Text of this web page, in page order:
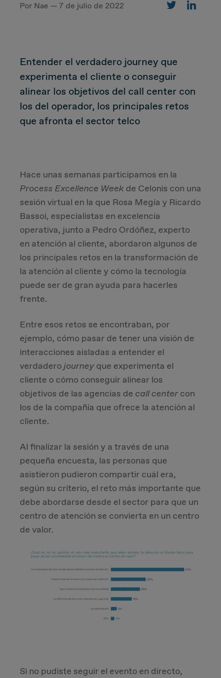
Value Proposal & Strategy
Marketing Strategy
Sales Strategy
Customer Experience
DEAL & STRATEGY
Due Diligence
Carve-out
Post Merger Integration
Business Strategy
Market Strategy & Screening Analysis
Performance Transformation
Por Nae — 7 de julio de 2022
Entender el verdadero journey que
experimenta el cliente o conseguir
alinear los objetivos del call center con
los del operador, los principales retos
que afronta el sector telco
Hace unas semanas participamos en la
Process Excellence Week de Celonis con una
sesión virtual en la que Rosa Megía y Ricardo
Bassoi, especialistas en excelencia
operativa, junto a Pedro Ordóñez, experto
en atención al cliente, abordaron algunos de
los principales retos en la transformación de
la atención al cliente y cómo la tecnología
puede ser de gran ayuda para hacerles
frente.
Entre esos retos se encontraban, por
ejemplo, cómo pasar de tener una visión de
interacciones aisladas a entender el
verdaderojourney que experimenta el
cliente o cómo conseguir alinear los
objetivos de las agencias de call center con
los de la compañía que ofrece la atención al
cliente.
Al finalizar la sesión y a través de una
pequeña encuesta, las personas que
asistieron pudieron compartir cuál era,
según su criterio, el reto más importante que
debe abordarse desde el sector para que un
centro de atención se convierta en un centro
de valor.
Si no pudiste seguir el evento en directo,